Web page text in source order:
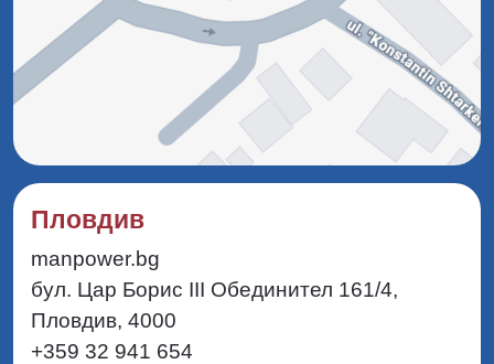
Пловдив
manpower.bg
бул. Цар Борис III Обединител 161/4,
Пловдив, 4000
+359 32 941 654